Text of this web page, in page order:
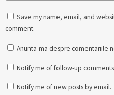
Save my name, email, and
comment.
Anunta-ma despre comentariile
Notify me of follow-up
Notify me of new posts by email.